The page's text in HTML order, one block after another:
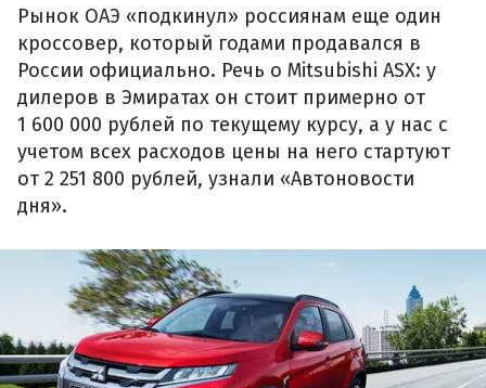
Рынок ОАЭ «подкинул» россиянам еще один
кроссовер, который годами продавался в
России официально. Речь о Mitsubishi ASX: у
дилеров в Эмиратах он стоит примерно от
1 600 000 рублей по текущему курсу, а у нас с
учетом всех расходов цены на него стартуют
от 2 251 800 рублей, узнали «Автоновости
дня».